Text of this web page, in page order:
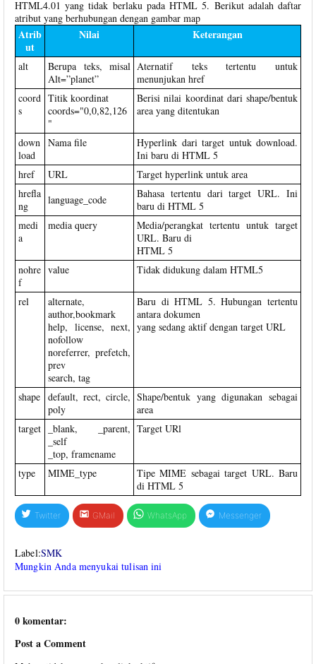
HTML4.01 yang tidak berlaku pada HTML 5. Berikut adalah daftar
atribut yang berhubungan dengan gambar map
Atrib
ut
Nilai Keterangan
alt
Berupa teks, misal
Alt=”planet”
Aternatif teks tertentu untuk
menunjukan href
coord
s
Titik koordinat
coords="0,0,82,126
"
Berisi nilai koordinat dari shape/bentuk
area yang ditentukan
down
load
Nama file
Hyperlink dari target untuk download.
Ini baru di HTML 5
href
URL
Target hyperlink untuk area
hrefla
ng
language_code
Bahasa tertentu dari target URL. Ini
baru di HTML 5
medi
a
media query
Media/perangkat tertentu untuk target
URL. Baru di
HTML 5
nohre
f
value Tidak didukung dalam HTML5
rel
alternate,
author,bookmark
help, license, next,
nofollow
noreferrer, prefetch,
prev
search, tag
Baru di HTML 5. Hubungan tertentu
antara dokumen
yang sedang aktif dengan target URL
shape default, rect, circle,
poly
Shape/bentuk yang digunakan sebagai
area
target
_blank, _parent,
_self
_top, framename
Target URl
type MIME_type
Tipe MIME sebagai target URL. Baru
di HTML 5
Twitter GMail WhatsApp Messenger
Label:SMK
Mungkin Anda menyukai tulisan ini
0 komentar:
Post a Comment